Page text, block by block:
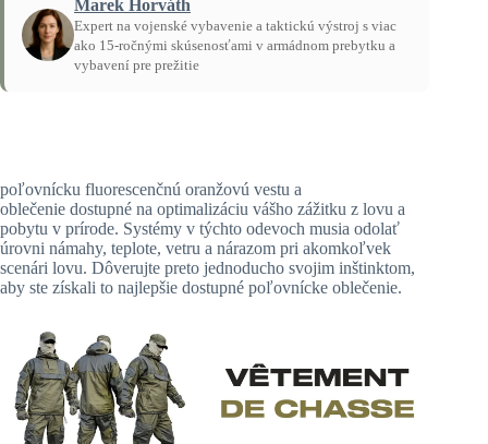
Marek Horváth
Expert na vojenské vybavenie a taktickú výstroj s viac
ako 15-ročnými skúsenosťami v armádnom prebytku a
vybavení pre prežitie
poľovnícku fluorescenčnú oranžovú vestu a
oblečenie dostupné na optimalizáciu vášho zážitku z lovu a
pobytu v prírode. Systémy v týchto odevoch musia odolať
úrovni námahy, teplote, vetru a nárazom pri akomkoľvek
scenári lovu. Dôverujte preto jednoducho svojim inštinktom,
aby ste získali to najlepšie dostupné poľovnícke oblečenie.